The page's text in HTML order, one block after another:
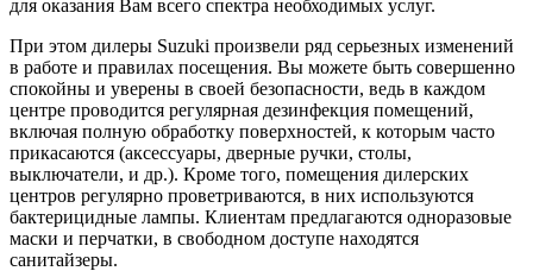
для оказания Вам всего спектра необходимых услуг.
При этом дилеры Suzuki произвели ряд серьезных изменений
в работе и правилах посещения. Вы можете быть совершенно
спокойны и уверены в своей безопасности, ведь в каждом
центре проводится регулярная дезинфекция помещений,
включая полную обработку поверхностей, к которым часто
прикасаются (аксессуары, дверные ручки, столы,
выключатели, и др.). Кроме того, помещения дилерских
центров регулярно проветриваются, в них используются
бактерицидные лампы. Клиентам предлагаются одноразовые
маски и перчатки, в свободном доступе находятся
санитайзеры.